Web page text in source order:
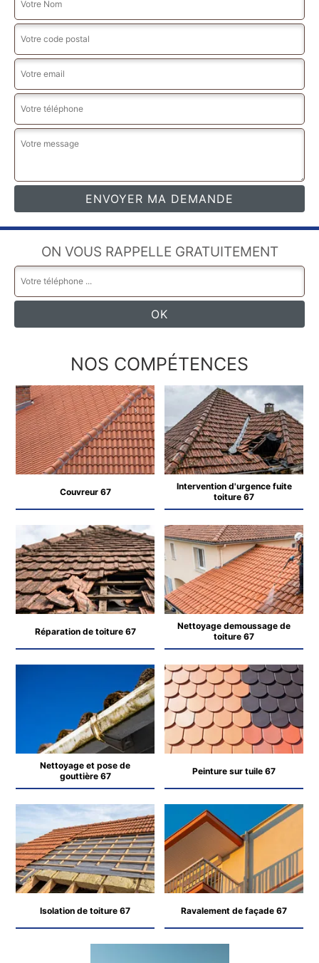
ON VOUS RAPPELLE GRATUITEMENT
NOS COMPÉTENCES
Couvreur 67
Intervention d'urgence fuite
toiture 67
Réparation de toiture 67
Nettoyage demoussage de
toiture 67
Nettoyage et pose de
gouttière 67
Peinture sur tuile 67
Isolation de toiture 67 Ravalement de façade 67